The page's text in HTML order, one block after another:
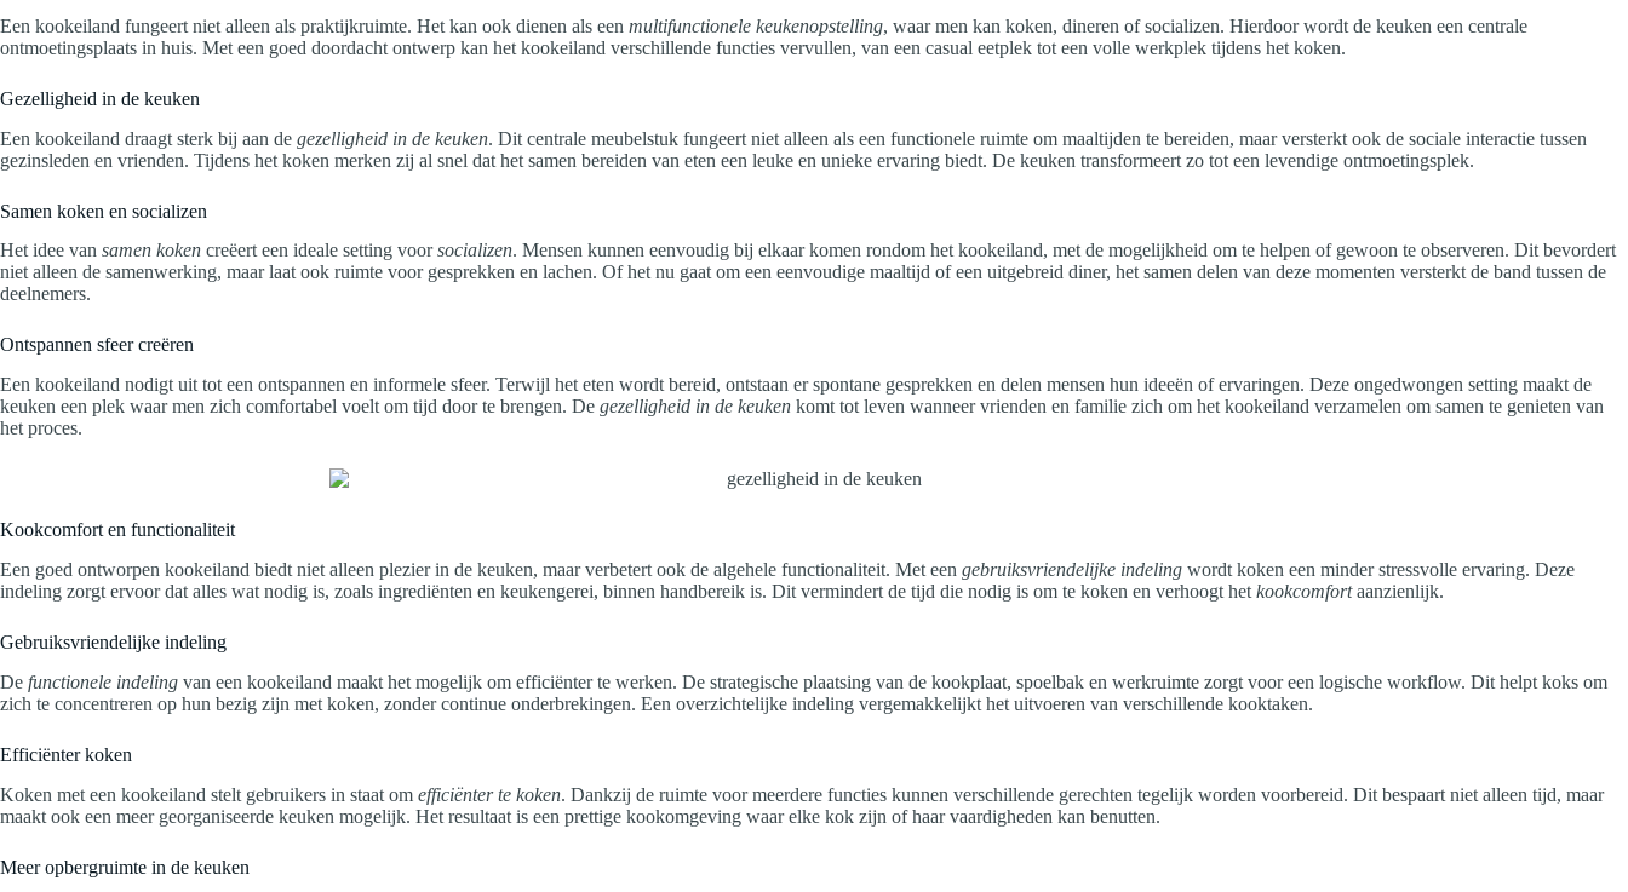
Een kookeiland fungeert niet alleen als praktijkruimte. Het kan ook dienen als een multifunctionele keukenopstelling, waar men kan koken, dineren of socializen. Hierdoor wordt de keuken een centrale
ontmoetingsplaats in huis. Met een goed doordacht ontwerp kan het kookeiland verschillende functies vervullen, van een casual eetplek tot een volle werkplek tijdens het koken.
Gezelligheid in de keuken
Een kookeiland draagt sterk bij aan de gezelligheid in de keuken. Dit centrale meubelstuk fungeert niet alleen als een functionele ruimte om maaltijden te bereiden, maar versterkt ook de sociale interactie tussen
gezinsleden en vrienden. Tijdens het koken merken zij al snel dat het samen bereiden van eten een leuke en unieke ervaring biedt. De keuken transformeert zo tot een levendige ontmoetingsplek.
Samen koken en socializen
Het idee van samen koken creëert een ideale setting voorsocializen. Mensen kunnen eenvoudig bij elkaar komen rondom het kookeiland, met de mogelijkheid om te helpen of gewoon te observeren. Dit bevordert
niet alleen de samenwerking, maar laat ook ruimte voor gesprekken en lachen. Of het nu gaat om een eenvoudige maaltijd of een uitgebreid diner, het samen delen van deze momenten versterkt de band tussen de
deelnemers.
Ontspannen sfeer creëren
Een kookeiland nodigt uit tot een ontspannen en informele sfeer. Terwijl het eten wordt bereid, ontstaan er spontane gesprekken en delen mensen hun ideeën of ervaringen. Deze ongedwongen setting maakt de
keuken een plek waar men zich comfortabel voelt om tijd door te brengen. De gezelligheid in de keuken komt tot leven wanneer vrienden en familie zich om het kookeiland verzamelen om samen te genieten van
het proces.
Kookcomfort en functionaliteit
Een goed ontworpen kookeiland biedt niet alleen plezier in de keuken, maar verbetert ook de algehele functionaliteit. Met een gebruiksvriendelijke indeling wordt koken een minder stressvolle ervaring. Deze
indeling zorgt ervoor dat alles wat nodig is, zoals ingrediënten en keukengerei, binnen handbereik is. Dit vermindert de tijd die nodig is om te koken en verhoogt het kookcomfortaanzienlijk.
Gebruiksvriendelijke indeling
De functionele indeling van een kookeiland maakt het mogelijk om efficiënter te werken. De strategische plaatsing van de kookplaat, spoelbak en werkruimte zorgt voor een logische workflow. Dit helpt koks om
zich te concentreren op hun bezig zijn met koken, zonder continue onderbrekingen. Een overzichtelijke indeling vergemakkelijkt het uitvoeren van verschillende kooktaken.
Efficiënter koken
Koken met een kookeiland stelt gebruikers in staat om efficiënter te koken. Dankzij de ruimte voor meerdere functies kunnen verschillende gerechten tegelijk worden voorbereid. Dit bespaart niet alleen tijd, maar
maakt ook een meer georganiseerde keuken mogelijk. Het resultaat is een prettige kookomgeving waar elke kok zijn of haar vaardigheden kan benutten.
Meer opbergruimte in de keuken